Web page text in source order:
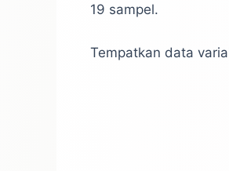
19 sampel.
Tempatkan data